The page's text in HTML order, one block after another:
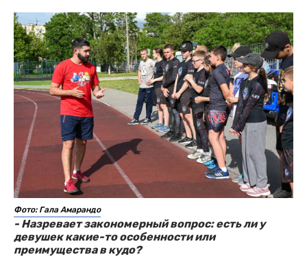
Фото: Гала Амарандо
- Назревает закономерный вопрос: есть ли у
девушек какие-то особенности или
преимущества в кудо?